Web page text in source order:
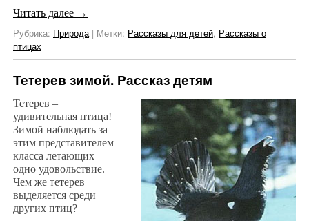
Читать далее →
Рубрика: Природа | Метки: Рассказы для детей, Рассказы о
птицах
Тетерев зимой. Рассказ детям
Тетерев –
удивительная птица!
Зимой наблюдать за
этим представителем
класса летающих —
одно удовольствие.
Чем же тетерев
выделяется среди
других птиц?